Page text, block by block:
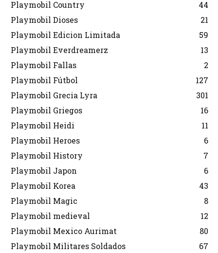
Playmobil Country
44
Playmobil Dioses
21
Playmobil Edicion Limitada
59
Playmobil Everdreamerz
13
Playmobil Fallas
2
Playmobil Fútbol
127
Playmobil Grecia Lyra
301
Playmobil Griegos
16
Playmobil Heidi
11
Playmobil Heroes
6
Playmobil History
7
Playmobil Japon
6
Playmobil Korea
43
Playmobil Magic
8
Playmobil medieval
12
Playmobil Mexico Aurimat
80
Playmobil Militares Soldados
67